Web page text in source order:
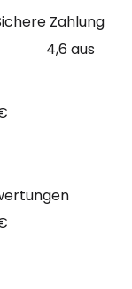
Zahlung
4,6 aus